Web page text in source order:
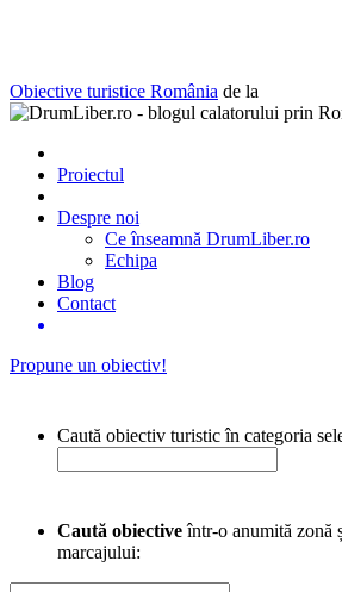
Obiective turistice România de la
Proiectul
Despre noi
Ce înseamnă DrumLiber.ro
Echipa
Blog
Contact
Propune un obiectiv!
Caută obiectiv turistic în categoria
Caută obiectiveîntr-o anumită zonă
marcajului: